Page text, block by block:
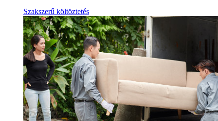
Szakszerű költöztetés